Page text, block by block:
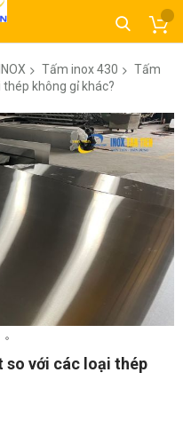
Tấm inox 430
Tấm
không gỉ khác?
so với các loại thép